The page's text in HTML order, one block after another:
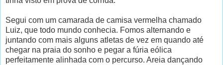
Segui com um camarada de camisa vermelha chamado
Luiz, que todo mundo conhecia. Fomos alternando e
juntando com mais alguns atletas de vez em quando até
chegar na praia do sonho e pegar a fúria eólica
perfeitamente alinhada com o percurso. Areia dançando